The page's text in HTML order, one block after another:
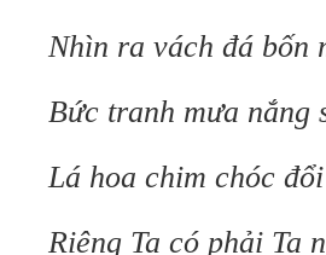
Nhìn ra vách đá bốn
Bức tranh mưa nắng
Lá hoa chim chóc
Riêng Ta có phải Ta